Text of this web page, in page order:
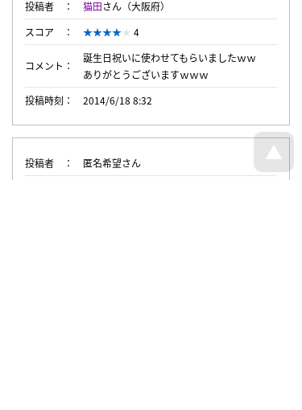
投稿者 猫田さん（大阪府）
スコア
4
コメント
誕生日祝いに使わせてもらいましたｗｗ
ありがとうございますｗｗｗ
投稿時刻
2014/6/18 8:32
投稿者
匿名希望さん